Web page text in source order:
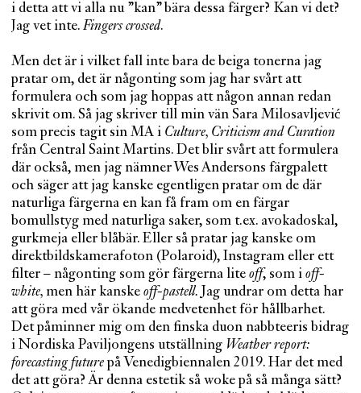
i detta att vi alla nu ”kan” bära dessa färger? Kan vi det?
Jag vet inte. Fingers crossed.
Men det är i vilket fall inte bara de beiga tonerna jag
pratar om, det är någonting som jag har svårt att
formulera och som jag hoppas att någon annan redan
skrivit om. Så jag skriver till min vän Sara Milosavljević
som precis tagit sin MA i Culture, Criticism and Curation
från Central Saint Martins. Det blir svårt att formulera
där också, men jag nämner Wes Andersons färgpalett
och säger att jag kanske egentligen pratar om de där
naturliga färgerna en kan få fram om en färgar
bomullstyg med naturliga saker, som t.ex. avokadoskal,
gurkmeja eller blåbär. Eller så pratar jag kanske om
direktbildskamerafoton (Polaroid), Instagram eller ett
filter – någonting som gör färgerna lite off, som i off-
white, men här kanske off-pastell. Jag undrar om detta har
att göra med vår ökande medvetenhet för hållbarhet.
Det påminner mig om den finska duon nabbteeris bidrag
i Nordiska Paviljongens utställning Weather report:
forecasting future på Venedigbiennalen 2019. Har det med
det att göra? Är denna estetik så woke på så många sätt?